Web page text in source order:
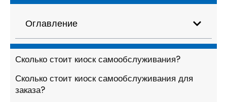
Оглавление
Сколько стоит киоск самообслуживания?
Сколько стоит киоск самообслуживания для
заказа?